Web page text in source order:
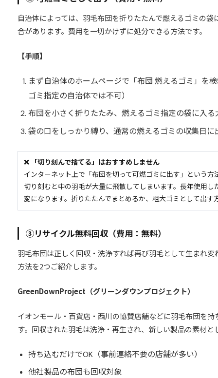
自治体によっては、羽毛布団を折りたたんで燃えるゴミの
合があります。費用を一切かけずに処分できる方法です。
【手順】
まず自治体のホームページで「布団 燃えるゴミ」を
ゴミ指定の自治体では不可）
布団を小さく折りたたみ、燃えるゴミ指定の袋に入
袋の口をしっかり縛り、通常の燃えるゴミの収集日に
❌ 「切り刻んで捨てる」はおすすめしません
インターネット上で「布団を切って可燃ゴミに出す」という
切り刻むと中の羽毛が大量に飛散してしまいます。長年使用
変になります。折りたたんでまとめるか、粗大ゴミとして出す
③リサイクル無料回収（費用：無料）
羽毛布団は正しく回収・洗浄すれば再び羽毛として生まれ
方法を2つご紹介します。
GreenDownProject（グリーンダウンプロジェクト）
イオンモール・百貨店・西川の協賛店舗などに羽毛布団を
す。回収された羽毛は洗浄・再生され、新しい製品の素材と
持ち込むだけでOK（事前連絡不要の店舗が多い）
他社製品の布団も回収対象